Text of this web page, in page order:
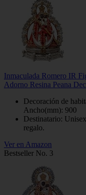
Inmaculada Romero IR
Adorno Resina Peana
Decoración de
Ancho(mm): 900
Destinatario:
regalo.
Ver en Amazon
Bestseller No. 3